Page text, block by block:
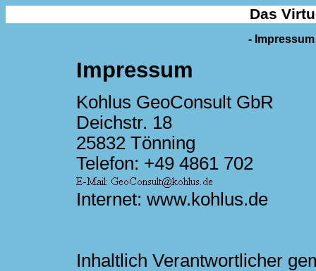
Das
-
Impressum
Kohlus GeoConsult GbR
Deichstr. 18
25832 Tönning
Telefon: +49 4861 702
Internet: www.kohlus.de
Inhaltlich Verantwortlicher